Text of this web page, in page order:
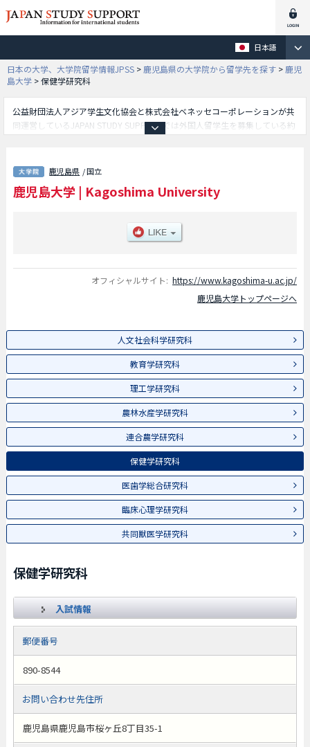
日本語
日本の大学、大学院留学情報JPSS > 鹿児島県の大学院から留学先を探す > 鹿児
島大学 >保健学研究科
公益財団法人アジア学生文化協会と株式会社ベネッセコーポレーションが共
同運営しているJAPAN STUDY SUPPORTでは外国人留学生を募集している約
科や教育学研究科や理工学研究科や農林水産学研究科や連合農学研究科や保
健学研究科や医歯学総合研究科や臨床心理学研究科や共同獣医学研究科等、
研究科別情報や、募集定員や合格者数など入試情報、施設案内、アクセスな
鹿児島県 / 国立
鹿児島大学 | Kagoshima University
オフィシャルサイト: https://www.kagoshima-u.ac.jp/
鹿児島大学トップページへ
人文社会科学研究科
教育学研究科
理工学研究科
農林水産学研究科
連合農学研究科
保健学研究科
医歯学総合研究科
臨床心理学研究科
共同獣医学研究科
保健学研究科
入試情報
郵便番号
890-8544
お問い合わせ先住所
鹿児島県鹿児島市桜ヶ丘8丁目35-1